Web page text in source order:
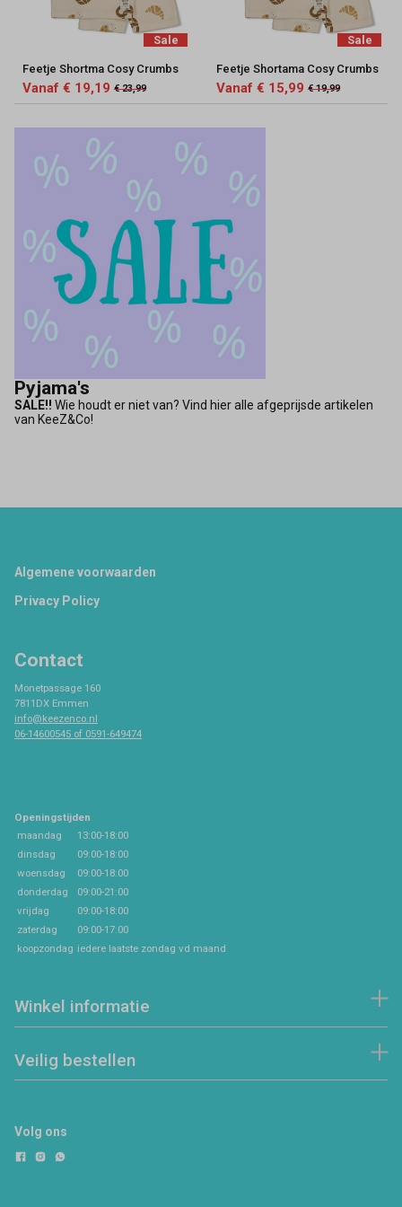
Sale
Feetje Shortma Cosy Crumbs
Vanaf € 19,19 € 23,99
Sale
Feetje Shortama Cosy Crumbs
Vanaf € 15,99 € 19,99
Pyjama's
SALE!! Wie houdt er niet van? Vind hier alle afgeprijsde artikelen
van KeeZ&Co!
Footer
Algemene voorwaarden
Privacy Policy
Contact
Monetpassage 160
7811DX Emmen
info@keezenco.nl
06-14600545 of 0591-649474
Openingstijden
maandag
13:00-18:00
dinsdag
09:00-18:00
woensdag
09:00-18:00
donderdag
09:00-21:00
vrijdag
09:00-18:00
zaterdag
09:00-17:00
koopzondag iedere laatste zondag vd maand
Winkel informatie
Veilig bestellen
Volg ons